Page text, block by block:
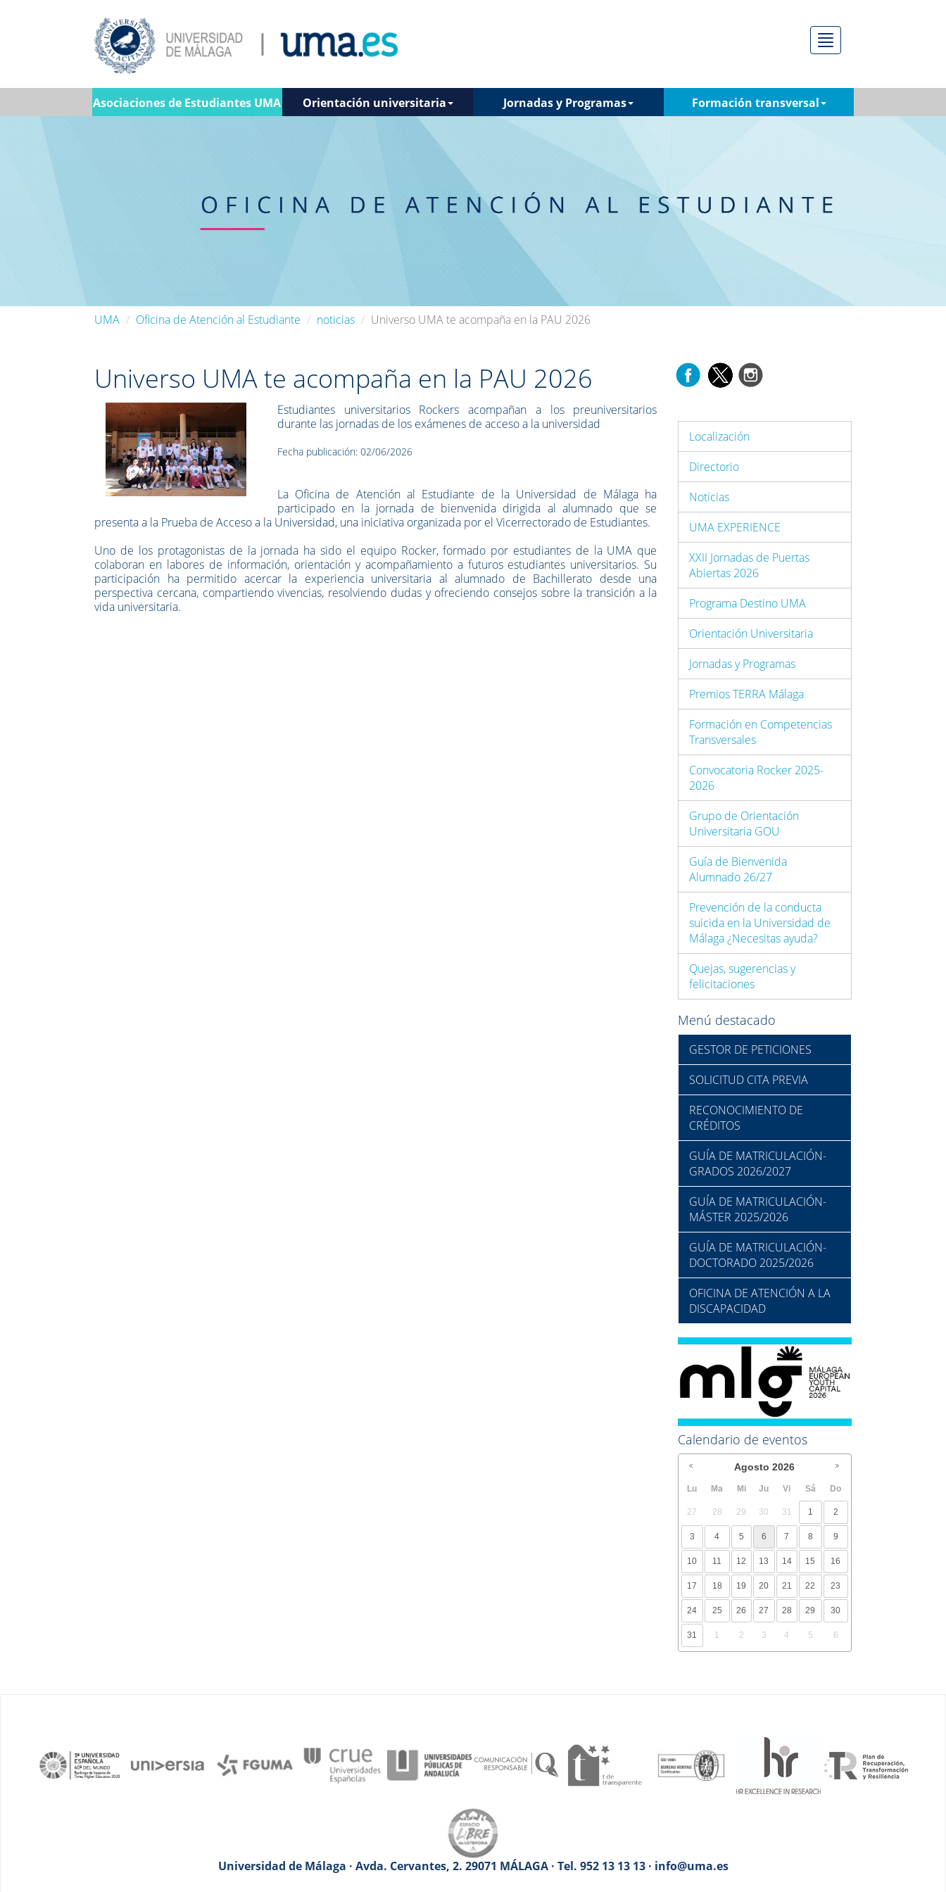
Menú
Asociaciones de Estudiantes UMA Orientación universitaria Jornadas y Programas Formación transversal
UMA Oficina de Atención al Estudiante noticias Universo UMA te acompaña en la PAU 2026
Universo UMA te acompaña en la PAU 2026
Estudiantes universitarios Rockers acompañan a los preuniversitarios
durante las jornadas de los exámenes de acceso a la universidad
Fecha publicación: 02/06/2026
La Oficina de Atención al Estudiante de la Universidad de Málaga ha
participado en la jornada de bienvenida dirigida al alumnado que se
presenta a la Prueba de Acceso a la Universidad, una iniciativa organizada por el Vicerrectorado de Estudiantes.
Uno de los protagonistas de la jornada ha sido el equipo Rocker, formado por estudiantes de la UMA que
colaboran en labores de información, orientación y acompañamiento a futuros estudiantes universitarios. Su
participación ha permitido acercar la experiencia universitaria al alumnado de Bachillerato desde una
perspectiva cercana, compartiendo vivencias, resolviendo dudas y ofreciendo consejos sobre la transición a la
vida universitaria.
Localización
Directorio
Noticias
UMA EXPERIENCE
XXII Jornadas de Puertas
Abiertas 2026
Programa Destino UMA
Orientación Universitaria
Jornadas y Programas
Premios TERRA Málaga
Formación en Competencias
Transversales
Convocatoria Rocker 2025-
2026
Grupo de Orientación
Universitaria GOU
Guía de Bienvenida
Alumnado 26/27
Prevención de la conducta
suicida en la Universidad de
Málaga ¿Necesitas ayuda?
Quejas, sugerencias y
felicitaciones
Menú destacado
GESTOR DE PETICIONES
SOLICITUD CITA PREVIA
RECONOCIMIENTO DE
CRÉDITOS
GUÍA DE MATRICULACIÓN-
GRADOS 2026/2027
GUÍA DE MATRICULACIÓN-
MÁSTER 2025/2026
GUÍA DE MATRICULACIÓN-
DOCTORADO 2025/2026
OFICINA DE ATENCIÓN A LA
DISCAPACIDAD
Calendario de eventos
Agosto 2026
Lu Ma Mi Ju Vi Sá Do
27 28 29 30 31 1 2
3 4 5 6 7 8 9
10 11 12 13 14 15 16
17 18 19 20 21 22 23
24 25 26 27 28 29 30
31 1 2 3 4 5 6
Universidad de Málaga · Avda. Cervantes, 2. 29071 MÁLAGA · Tel. 952 13 13 13 · info@uma.es